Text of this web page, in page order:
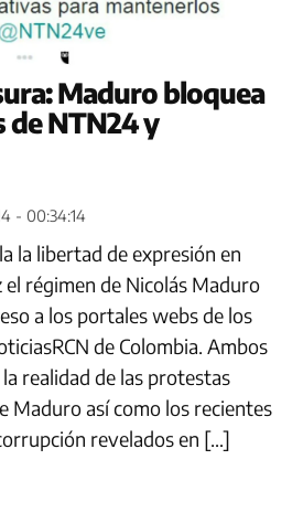
Maduro bloquea
de NTN24 y
- 00:34:14
la libertad de expresión en
el régimen de Nicolás Maduro
a los portales webs de los
de Colombia. Ambos
realidad de las protestas
Maduro así como los recientes
revelados en […]